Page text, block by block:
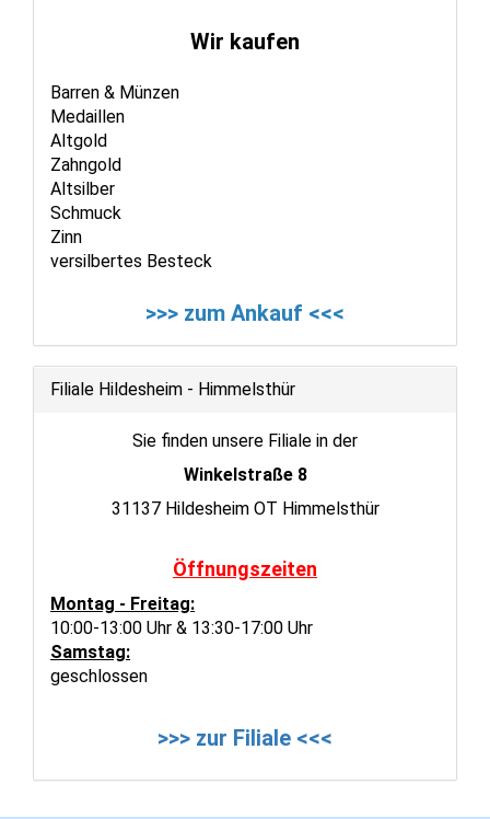
Wir kaufen
Barren & Münzen
Medaillen
Altgold
Zahngold
Altsilber
Schmuck
Zinn
versilbertes Besteck
>>> zum Ankauf <<<
Filiale Hildesheim - Himmelsthür
Sie finden unsere Filiale in der
Winkelstraße 8
31137 Hildesheim OT Himmelsthür
Öffnungszeiten
Montag - Freitag:
10:00-13:00 Uhr & 13:30-17:00 Uhr
Samstag:
geschlossen
>>> zur Filiale <<<